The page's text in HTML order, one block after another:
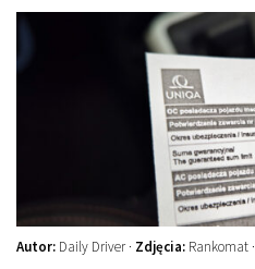
Kalkulatory
Przelicznik mocy
Auto z niemiec
Autor: Daily Driver · Zdjęcia: Rankomat ·